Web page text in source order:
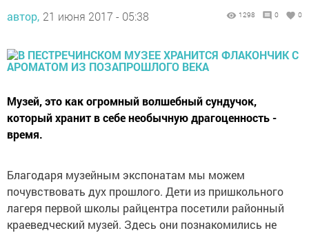
автор, 21 июня 2017 - 05:38 1298 0 0
Музей, это как огромный волшебный сундучок,
который хранит в себе необычную драгоценность -
время.
Благодаря музейным экспонатам мы можем
почувствовать дух прошлого. Дети из пришкольного
лагеря первой школы райцентра посетили районный
краеведческий музей. Здесь они познакомились не